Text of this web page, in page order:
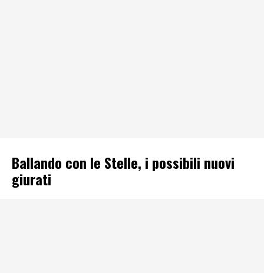
Ballando con le Stelle, i possibili nuovi
giurati